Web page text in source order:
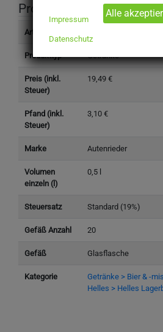
Produktinformation
Artikelnummer
Produkttyp Getränke
Preis (inkl.
Steuer)
19,49 €
Pfand (inkl.
Steuer)
3,10 €
Marke Autenrieder
Volumen
einzeln (l)
0,5 l
Steuersatz Standard (19%)
Gefäß Anzahl 20
Gefäß Glasflasche
Kategorie
Getränke > Bier & -
Helles > Helles
Impressum
Datenschutz